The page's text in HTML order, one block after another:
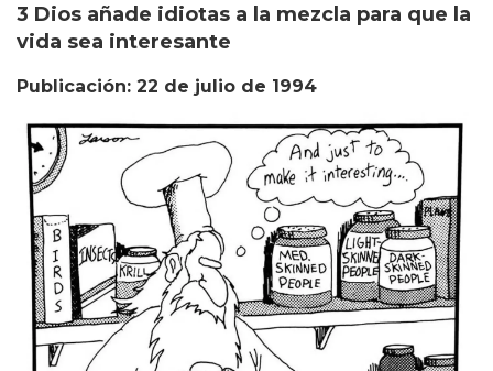
3 Dios añade idiotas a la mezcla para que la
vida sea interesante
Publicación: 22 de julio de 1994